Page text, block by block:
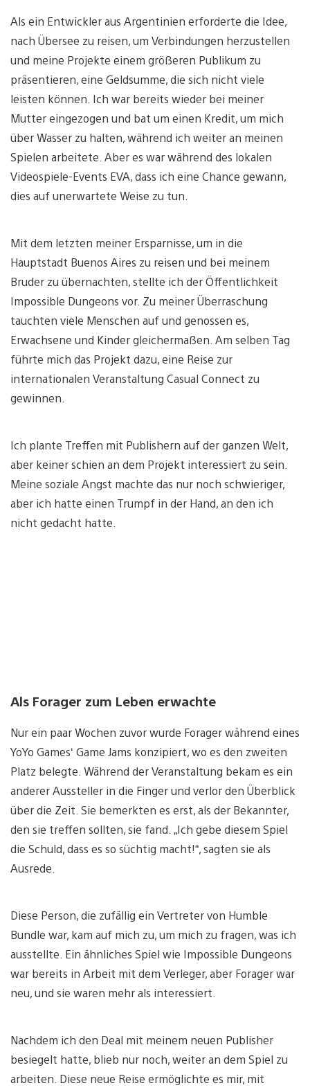
Als ein Entwickler aus Argentinien erforderte die Idee,
nach Übersee zu reisen, um Verbindungen herzustellen
und meine Projekte einem größeren Publikum zu
präsentieren, eine Geldsumme, die sich nicht viele
leisten können. Ich war bereits wieder bei meiner
Mutter eingezogen und bat um einen Kredit, um mich
über Wasser zu halten, während ich weiter an meinen
Spielen arbeitete. Aber es war während des lokalen
Videospiele-Events EVA, dass ich eine Chance gewann,
dies auf unerwartete Weise zu tun.
Mit dem letzten meiner Ersparnisse, um in die
Hauptstadt Buenos Aires zu reisen und bei meinem
Bruder zu übernachten, stellte ich der Öffentlichkeit
Impossible Dungeons vor. Zu meiner Überraschung
tauchten viele Menschen auf und genossen es,
Erwachsene und Kinder gleichermaßen. Am selben Tag
führte mich das Projekt dazu, eine Reise zur
internationalen Veranstaltung Casual Connect zu
gewinnen.
Ich plante Treffen mit Publishern auf der ganzen Welt,
aber keiner schien an dem Projekt interessiert zu sein.
Meine soziale Angst machte das nur noch schwieriger,
aber ich hatte einen Trumpf in der Hand, an den ich
nicht gedacht hatte.
Als Forager zum Leben erwachte
Nur ein paar Wochen zuvor wurde Forager während eines
YoYo Games‘ Game Jams konzipiert, wo es den zweiten
Platz belegte. Während der Veranstaltung bekam es ein
anderer Aussteller in die Finger und verlor den Überblick
über die Zeit. Sie bemerkten es erst, als der Bekannter,
den sie treffen sollten, sie fand. „Ich gebe diesem Spiel
die Schuld, dass es so süchtig macht!“, sagten sie als
Ausrede.
Diese Person, die zufällig ein Vertreter von Humble
Bundle war, kam auf mich zu, um mich zu fragen, was ich
ausstellte. Ein ähnliches Spiel wie Impossible Dungeons
war bereits in Arbeit mit dem Verleger, aber Forager war
neu, und sie waren mehr als interessiert.
Nachdem ich den Deal mit meinem neuen Publisher
besiegelt hatte, blieb nur noch, weiter an dem Spiel zu
arbeiten. Diese neue Reise ermöglichte es mir, mit